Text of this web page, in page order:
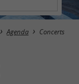
Agenda Concerts